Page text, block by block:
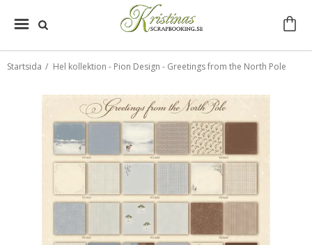
Startsida / Hel kollektion - Pion Design - Greetings from the North Pole